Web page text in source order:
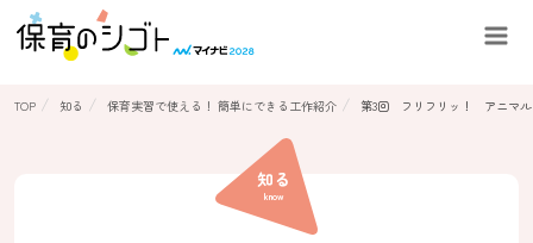
TOP 知る 保育実習で使える！ 簡単にできる工作紹介 第3回 フリフリッ！ アニマル
知る
know